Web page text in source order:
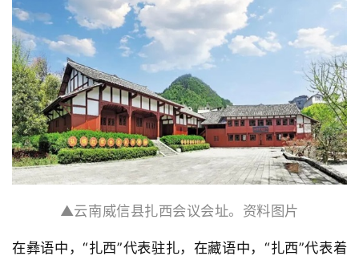
▲云南威信县扎西会议会址。资料图片
在彝语中，“扎西”代表驻扎，在藏语中， “扎西”代表着